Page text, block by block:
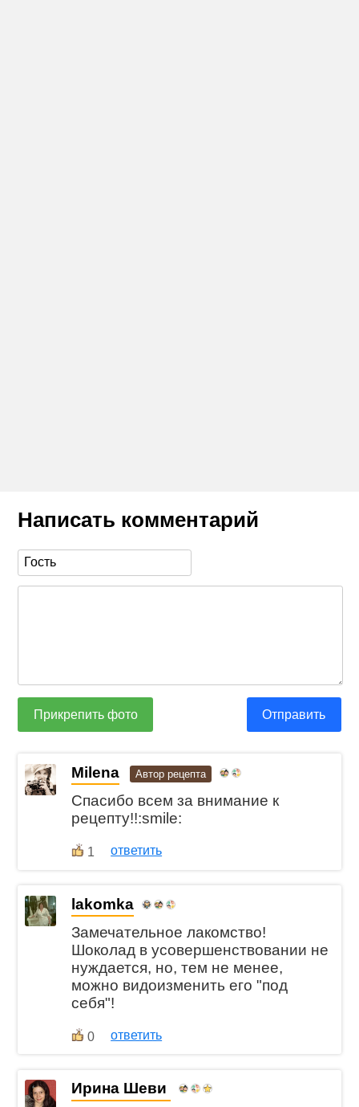
Написать комментарий
Прикрепить фото Отправить
Milena Автор рецепта
Спасибо всем за внимание к
рецепту!!:smile:
1 ответить
lakomka
Замечательное лакомство!
Шоколад в усовершенствовании не
нуждается, но, тем не менее,
можно видоизменить его "под
себя"!
0 ответить
Ирина Шеви